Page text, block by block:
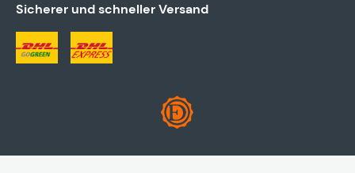
Sicherer und schneller Versand